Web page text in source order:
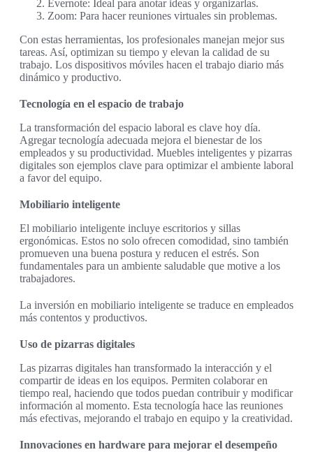
Evernote: Ideal para anotar ideas y organizarlas.
Zoom: Para hacer reuniones virtuales sin problemas.
Con estas herramientas, los profesionales manejan mejor sus
tareas. Así, optimizan su tiempo y elevan la calidad de su
trabajo. Los dispositivos móviles hacen el trabajo diario más
dinámico y productivo.
Tecnología en el espacio de trabajo
La transformación del espacio laboral es clave hoy día.
Agregar tecnología adecuada mejora el bienestar de los
empleados y su productividad. Muebles inteligentes y pizarras
digitales son ejemplos clave para optimizar el ambiente laboral
a favor del equipo.
Mobiliario inteligente
El mobiliario inteligente incluye escritorios y sillas
ergonómicas. Estos no solo ofrecen comodidad, sino también
promueven una buena postura y reducen el estrés. Son
fundamentales para un ambiente saludable que motive a los
trabajadores.
La inversión en mobiliario inteligente se traduce en empleados
más contentos y productivos.
Uso de pizarras digitales
Las pizarras digitales han transformado la interacción y el
compartir de ideas en los equipos. Permiten colaborar en
tiempo real, haciendo que todos puedan contribuir y modificar
información al momento. Esta tecnología hace las reuniones
más efectivas, mejorando el trabajo en equipo y la creatividad.
Innovaciones en hardware para mejorar el desempeño